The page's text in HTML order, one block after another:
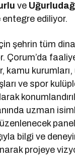
ve Uğurludağ
ediliyor.
şehrin tüm
Çorum’da
kamu
ve spor
uzman
bilgi ve
projeye